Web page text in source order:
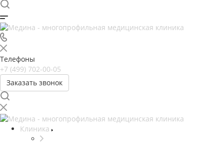
Телефоны
+7 (499) 702-00-05
Заказать звонок
Клиника